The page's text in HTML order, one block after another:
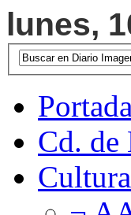
lunes,
Portada
Cd. de
Cultura